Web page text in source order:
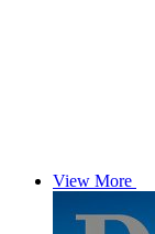
View More